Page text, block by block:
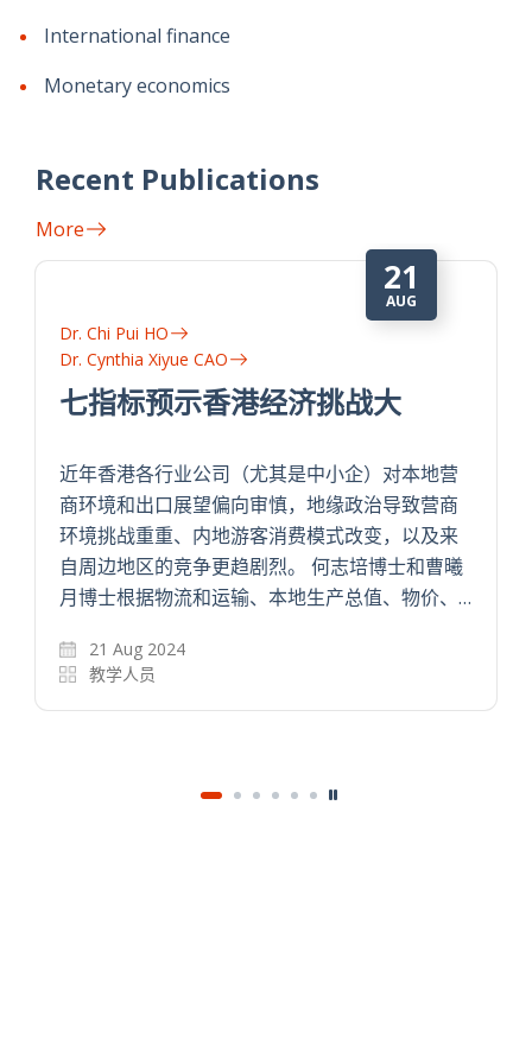
International finance
Monetary economics
Recent Publications
More
21
AUG
Dr. Chi Pui HO
Dr. Cynthia Xiyue CAO
七指标预示香港经济挑战大
近年香港各行业公司（尤其是中小企）对本地营
商环境和出口展望偏向审慎，地缘政治导致营商
环境挑战重重、内地游客消费模式改变，以及来
自周边地区的竞争更趋剧烈。 何志培博士和曹曦
月博士根据物流和运输、本地生产总值、物价、…
21 Aug 2024
教学人员